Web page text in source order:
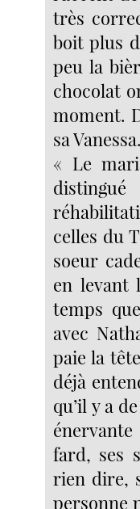
très
boit plus
peu la
chocolat
moment.
sa Vanessa.
« Le
celles du
soeur
en levant
temps
avec
paie la
déjà
qu’il y a
fard, ses
rien dire,
personne